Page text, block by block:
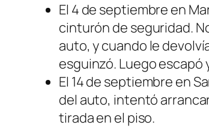
El 4 de septiembre en
cinturón de seguridad.
auto, y cuando le
esguinzó. Luego escapó
El 14 de septiembre en
del auto, intentó
tirada en el piso.